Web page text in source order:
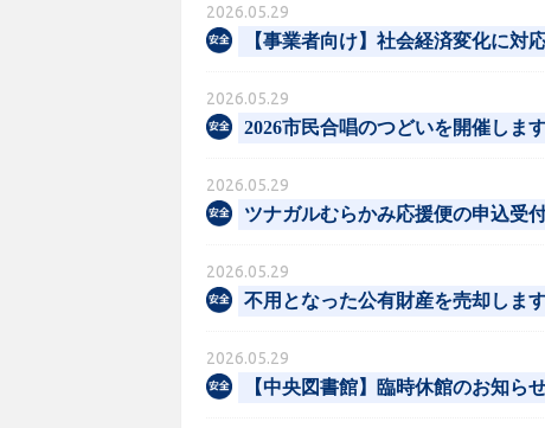
2026.05.29
【事業者向け】社会経済変化に対
2026.05.29
2026市民合唱のつどいを開催しま
2026.05.29
ツナガルむらかみ応援便の申込受
2026.05.29
不用となった公有財産を売却しま
2026.05.29
【中央図書館】臨時休館のお知ら